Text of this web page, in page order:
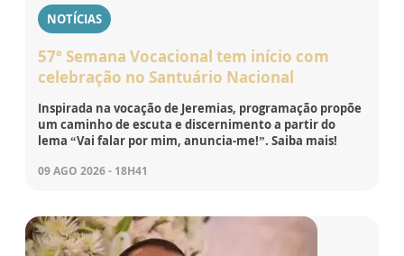
NOTÍCIAS
57ª Semana Vocacional tem início com
celebração no Santuário Nacional
Inspirada na vocação de Jeremias, programação propõe
um caminho de escuta e discernimento a partir do
lema “Vai falar por mim, anuncia-me!”. Saiba mais!
09 AGO 2026 - 18H41